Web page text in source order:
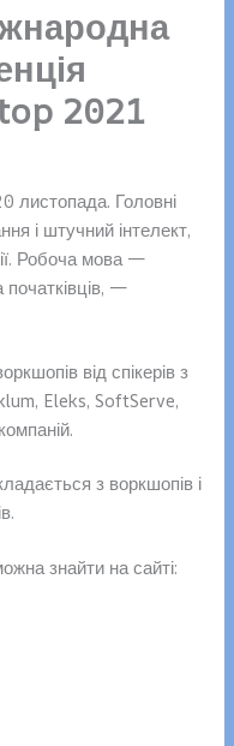
2021
листопада. Головні
і штучний інтелект,
Робоча мова —
початківців, —
від спікерів з
Eleks, SoftServe,
з воркшопів і
знайти на сайті: